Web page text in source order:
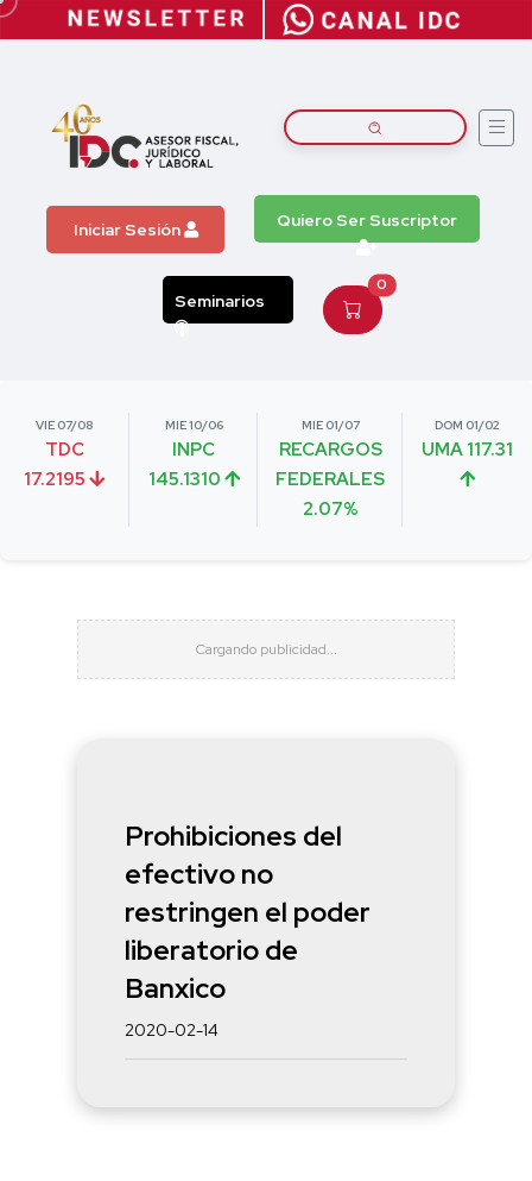
Iniciar Sesión Quiero Ser Suscriptor
Seminarios
0
VIE 07/08
TDC
17.2195
MIE 10/06
INPC
145.1310
MIE 01/07
RECARGOS
FEDERALES
2.07%
DOM 01/02
UMA 117.31
Prohibiciones del
efectivo no
restringen el poder
liberatorio de
Banxico
2020-02-14